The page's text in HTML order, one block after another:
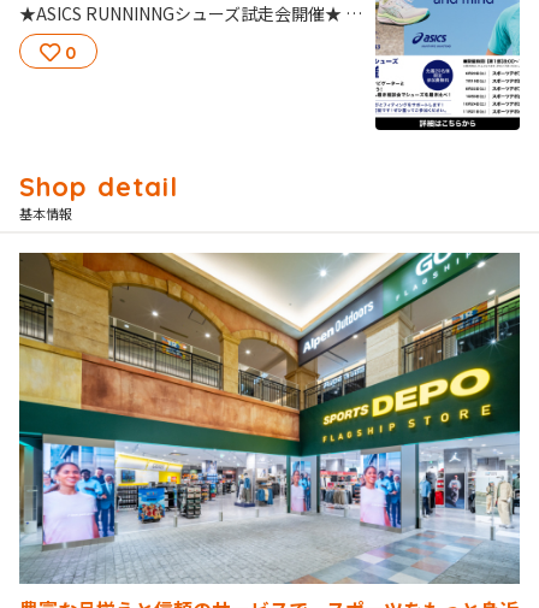
★ASICS RUNNINNGシューズ試走会開催★ マラソン インフルエンサー＆ナビゲーターとアシックスを履いて一緒に走ろう！ 走った後は店舗で開催中の試し履き相談会でシューズを履き比べ！ あなたの足に合うシューズ選びとフィティングをサポートします！ 【イベント詳細】 ＜試走会イベント概要＞ 先着 20名様限定。参加費無料 ・前半パート:商品説明、担当者挨拶 ・後半パート:試し履き&ペース走(5km程度)の実施 ※悪天時は、中止となります。予めご了承ください。 ＜試走会 開催時間＞ 第１部 8:00～10:00 【タイムテーブル】 ■ 8:00 お客様受付/お着換え/サンプル試着 ■ 8:30 オープニング/商品説明 ■ 8:40 準備体操 /写真撮影 ■ 8:45 試走 ■ 9:30 店舗到着/クールダウン ■ 9:45 お着換え/購入タイム 第２部 10:00～12:00 【タイムテーブル】 ■ 10:00 お客様受付/お着換え/サンプル試着 ■ 10:30 オープニング/商品説明 ■ 10:40 準備体操 /写真撮影 ■ 10:45 試走 ■ 11:30 店舗到着/クールダウン ■ 11:45 お着換え/購入タイム ＜試し履き相談会イベント概要＞ 参加費無料 ・取り揃えたアシックスシューズサンプルを履き比べお客様にあった１足を選んで頂けます。 ・店舗の専任スタッフによる足型測定マシンを使ったシューズフィッティングを行い、お客様の足にピッタリのシューズ選びをサポートします。 ＜試し履き相談会 開催時間＞ 土曜日 10:00～18:00 日曜日 10:00～17:00
0
基本情報